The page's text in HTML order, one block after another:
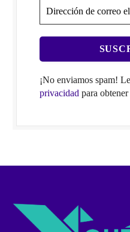
¡No enviamos spam!
privacidad para